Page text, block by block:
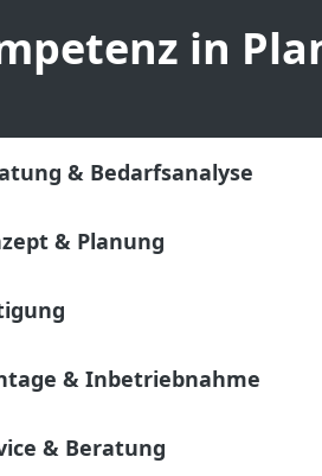
in
& Bedarfsanalyse
& Planung
& Inbetriebnahme
& Beratung